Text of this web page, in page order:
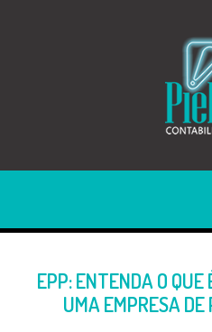
EPP: ENTENDA O QUE
UMA EMPRESA DE